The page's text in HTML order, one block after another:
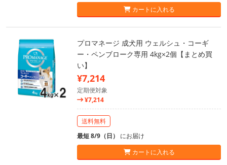
カートに入れる
プロマネージ 成犬用 ウェルシュ・コーギ
ー・ペンブローク専用 4kg×2個【まとめ買
い】
¥7,214
定期便対象
¥7,214
送料無料
最短 8/9（日） にお届け
カートに入れる